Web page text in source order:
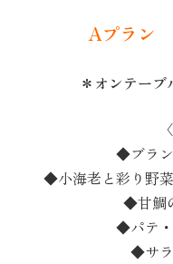
Aプラン
＊オンテー
◆ブラ
◆小海老と彩り野
◆甘鯛
◆パテ
◆サ